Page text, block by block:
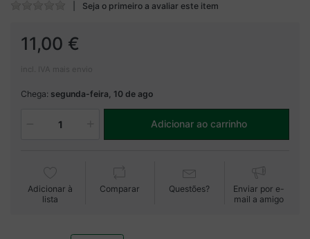
Seja o primeiro a avaliar este item
11,00 €
incl. IVA mais envio
Chega: segunda-feira, 10 de ago
1 Adicionar ao carrinho
Adicionar à
lista
Comparar Questões?
Enviar por e-
mail a amigo